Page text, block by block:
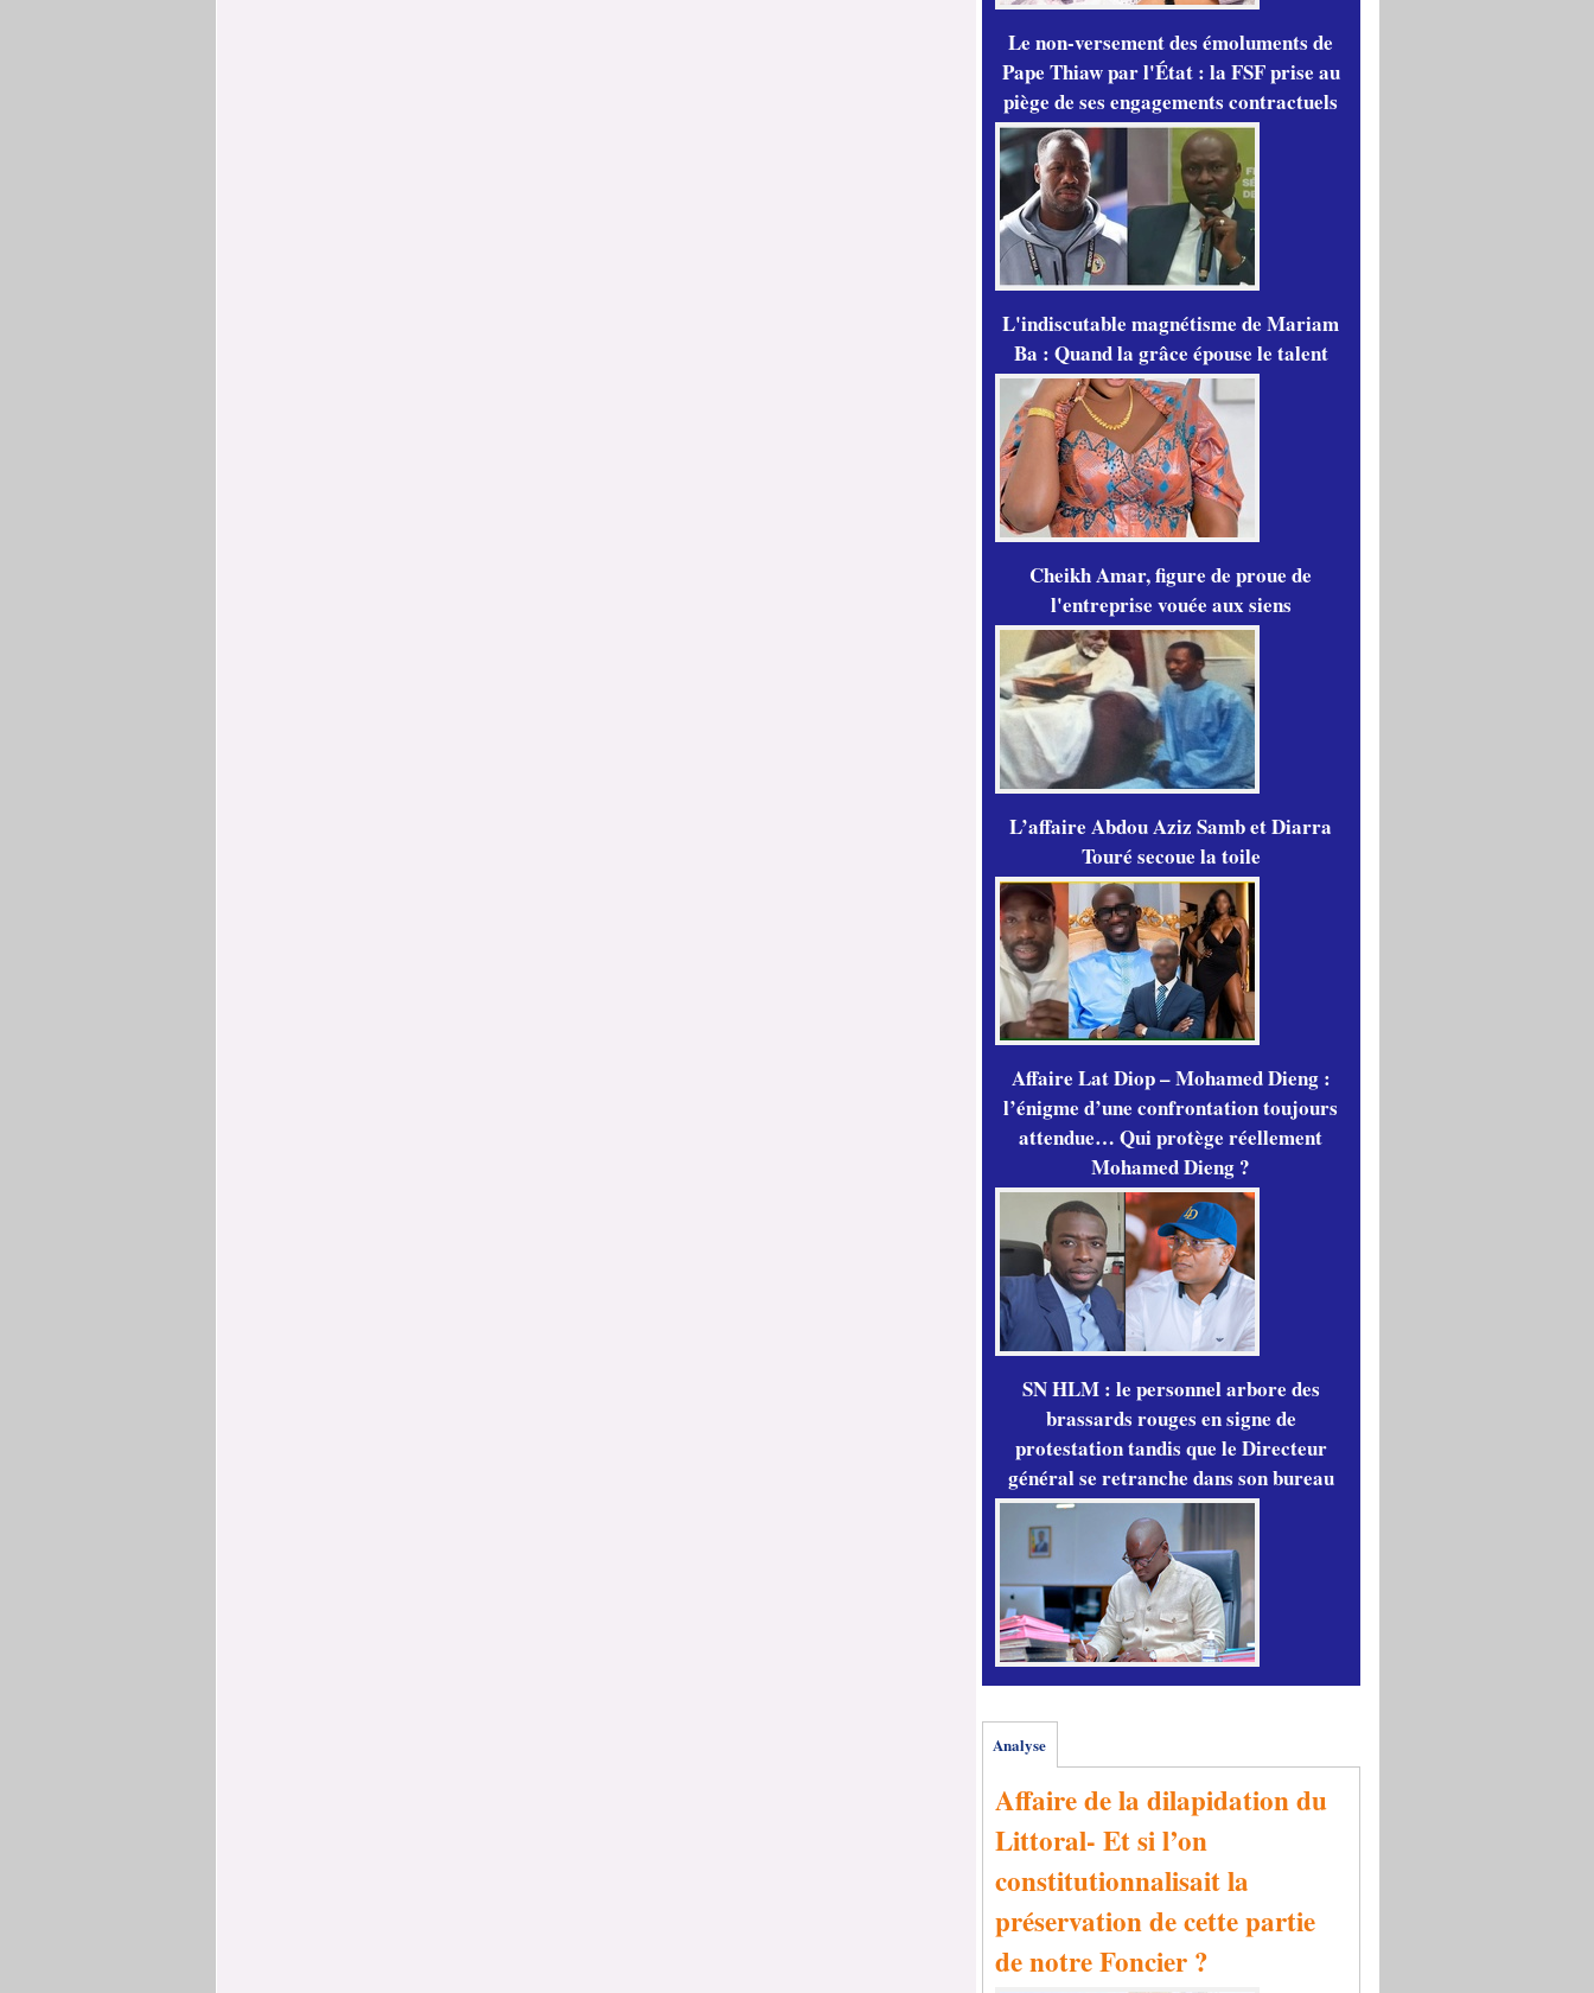
Le non-versement des émoluments de
Pape Thiaw par l'État : la FSF prise au
piège de ses engagements contractuels
L'indiscutable magnétisme de Mariam
Ba : Quand la grâce épouse le talent
Cheikh Amar, figure de proue de
l'entreprise vouée aux siens
L’affaire Abdou Aziz Samb et Diarra
Touré secoue la toile
Affaire Lat Diop – Mohamed Dieng :
l’énigme d’une confrontation toujours
attendue… Qui protège réellement
Mohamed Dieng ?
SN HLM : le personnel arbore des
brassards rouges en signe de
protestation tandis que le Directeur
général se retranche dans son bureau
Analyse
Affaire de la dilapidation du
Littoral- Et si l’on
constitutionnalisait la
préservation de cette partie
de notre Foncier ?